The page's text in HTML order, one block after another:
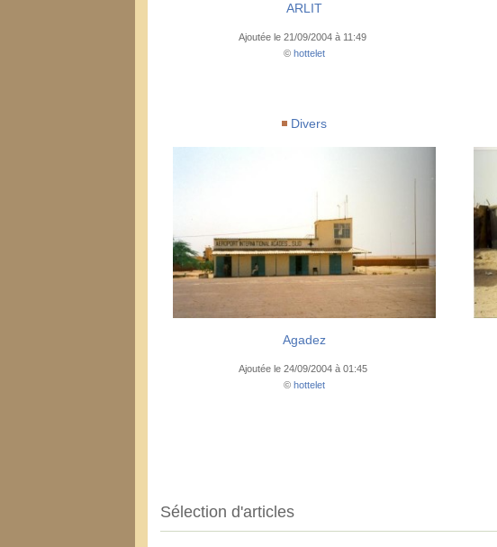
ARLIT
Ajoutée le 21/09/2004 à 11:49
© hottelet
Divers
Agadez
Ajoutée le 24/09/2004 à 01:45
© hottelet
Sélection d'articles